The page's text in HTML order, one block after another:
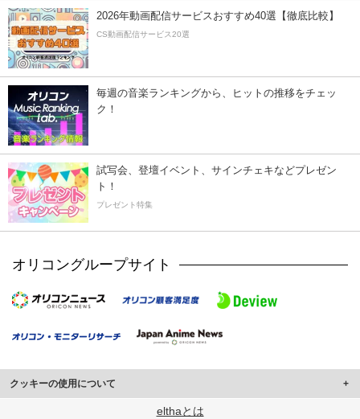
2026年動画配信サービスおすすめ40選【徹底比較】
CS動画配信サービス20選
毎週の音楽ランキングから、ヒットの推移をチェッ
ク！
試写会、登壇イベント、サインチェキなどプレゼン
ト！
プレゼント特集
オリコングループサイト
クッキーの使用について
このサイトでは Cookie を使用して、ユーザーに合わせたコンテンツや広告の
elthaとは